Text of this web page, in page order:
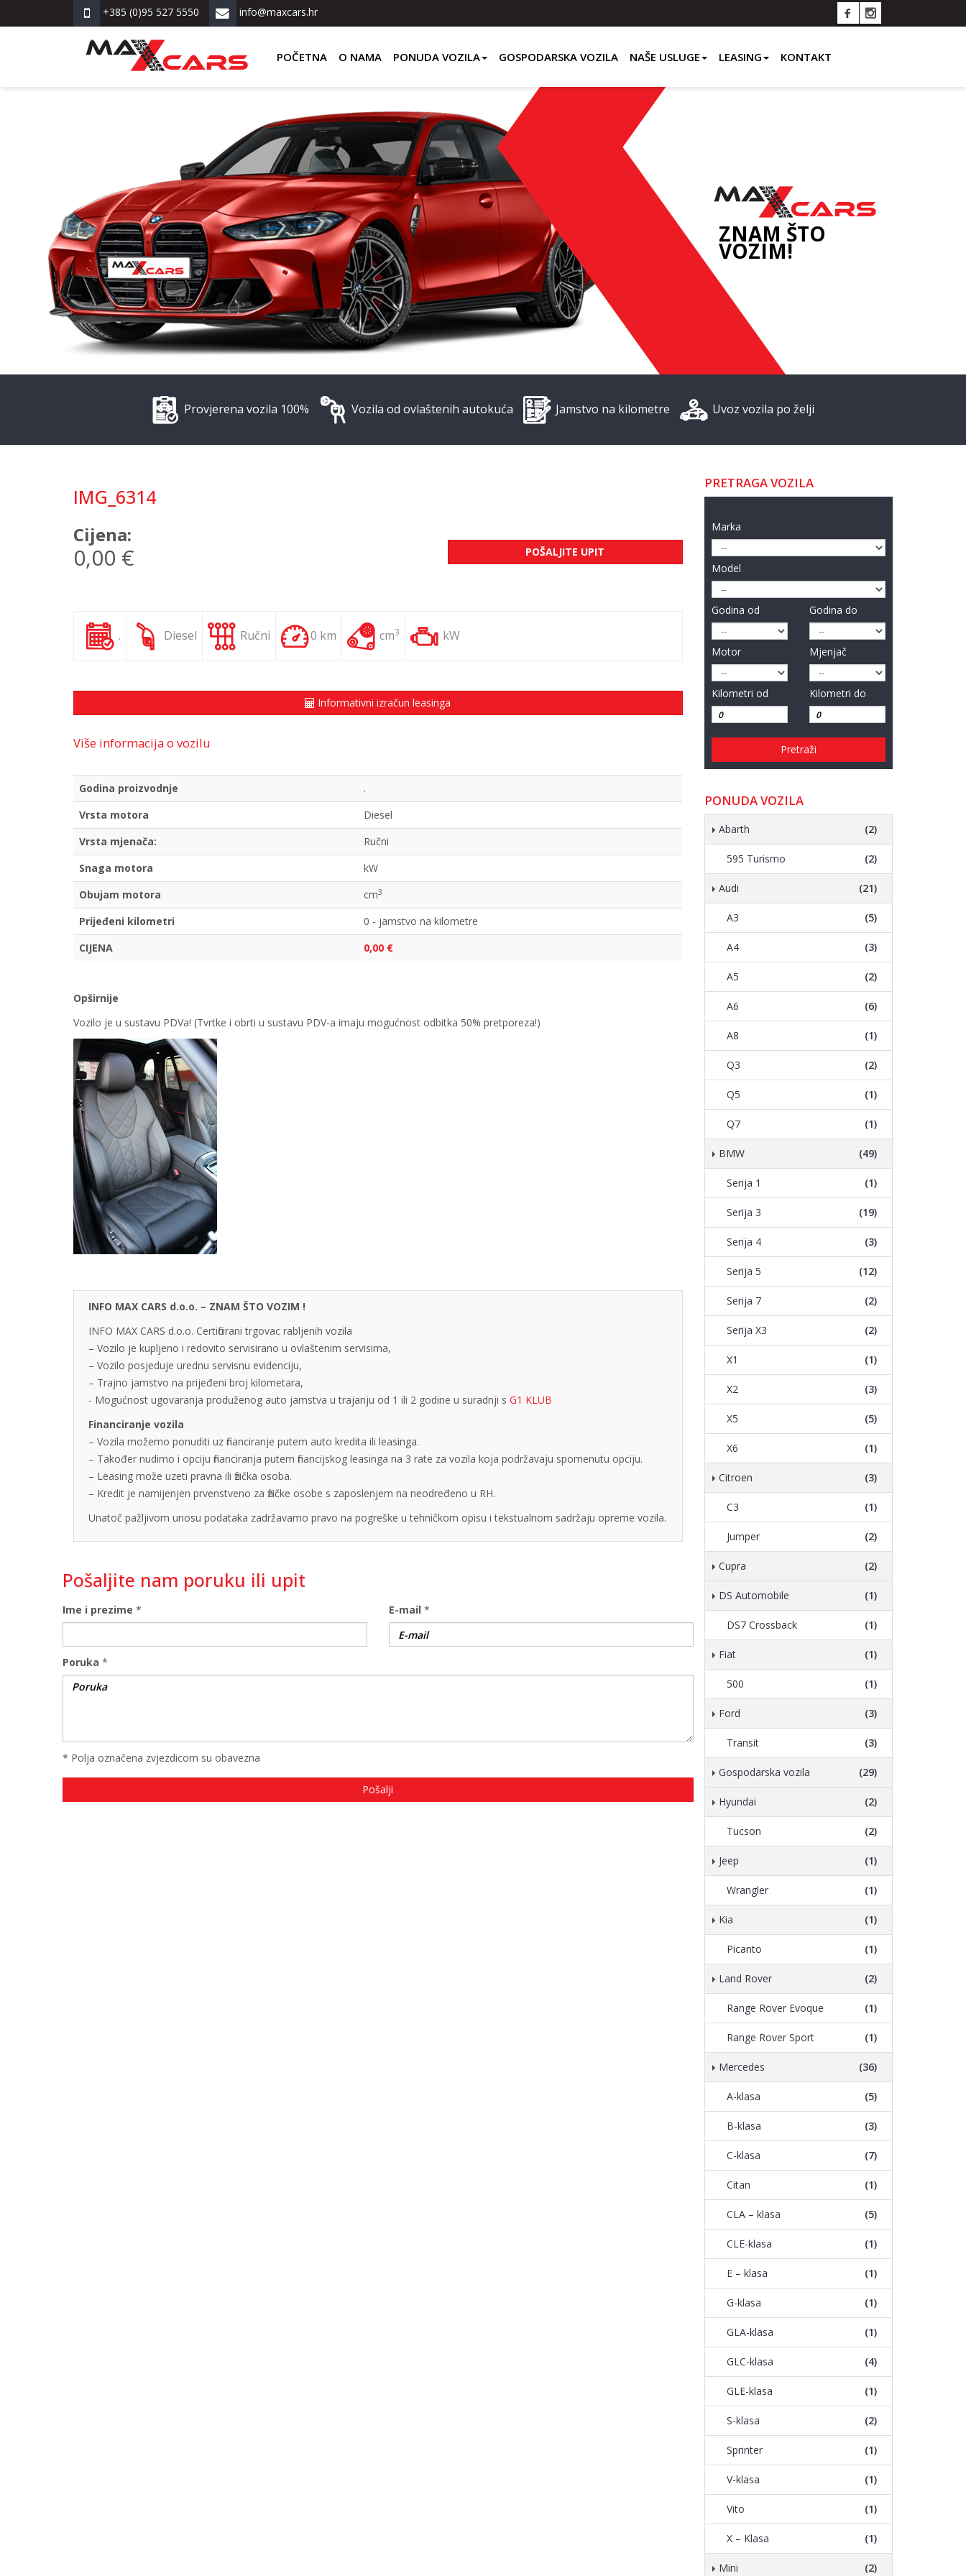
+385 (0)95 527 5550 info@maxcars.hr
POČETNA O NAMA PONUDA VOZILA GOSPODARSKA VOZILA NAŠE USLUGE LEASING KONTAKT
ZNAM ŠTO
VOZIM!
Provjerena vozila 100% Vozila od ovlaštenih autokuća Jamstvo na kilometre Uvoz vozila po želji
IMG_6314
Cijena:
0,00 € POŠALJITE UPIT
. Diesel Ručni 0 km cm3 kW
Informativni izračun leasinga
Više informacija o vozilu
Godina proizvodnje
.
Vrsta motora
Diesel
Vrsta mjenača:
Ručni
Snaga motora
kW
Obujam motora
cm3
Prijeđeni kilometri
0 - jamstvo na kilometre
CIJENA
0,00 €
Opširnije
Vozilo je u sustavu PDVa! (Tvrtke i obrti u sustavu PDV-a imaju mogućnost odbitka 50% pretporeza!)
INFO MAX CARS d.o.o. – ZNAM ŠTO VOZIM !
INFO MAX CARS d.o.o. Certificirani trgovac rabljenih vozila
– Vozilo je kupljeno i redovito servisirano u ovlaštenim servisima,
– Vozilo posjeduje urednu servisnu evidenciju,
– Trajno jamstvo na prijeđeni broj kilometara,
- Mogućnost ugovaranja produženog auto jamstva u trajanju od 1 ili 2 godine u suradnji s G1 KLUB
Financiranje vozila
– Vozila možemo ponuditi uz financiranje putem auto kredita ili leasinga.
– Također nudimo i opciju financiranja putem financijskog leasinga na 3 rate za vozila koja podržavaju spomenutu opciju.
– Leasing može uzeti pravna ili fizička osoba.
– Kredit je namijenjen prvenstveno za fizičke osobe s zaposlenjem na neodređeno u RH.
Unatoč pažljivom unosu podataka zadržavamo pravo na pogreške u tehničkom opisu i tekstualnom sadržaju opreme vozila.
Pošaljite nam poruku ili upit
Ime i prezime * E-mail *
Poruka *
* Polja označena zvjezdicom su obavezna
PRETRAGA VOZILA
Marka
Model
Godina od Godina do
Motor Mjenjač
Kilometri od Kilometri do
Pretraži
PONUDA VOZILA
Abarth (2)
595 Turismo (2)
Audi (21)
A3 (5)
A4 (3)
A5 (2)
A6 (6)
A8 (1)
Q3 (2)
Q5 (1)
Q7 (1)
BMW (49)
Serija 1 (1)
Serija 3 (19)
Serija 4 (3)
Serija 5 (12)
Serija 7 (2)
Serija X3 (2)
X1 (1)
X2 (3)
X5 (5)
X6 (1)
Citroen (3)
C3 (1)
Jumper (2)
Cupra (2)
DS Automobile (1)
DS7 Crossback (1)
Fiat (1)
500 (1)
Ford (3)
Transit (3)
Gospodarska vozila (29)
Hyundai (2)
Tucson (2)
Jeep (1)
Wrangler (1)
Kia (1)
Picanto (1)
Land Rover (2)
Range Rover Evoque (1)
Range Rover Sport (1)
Mercedes (36)
A-klasa (5)
B-klasa (3)
C-klasa (7)
Citan (1)
CLA – klasa (5)
CLE-klasa (1)
E – klasa (1)
G-klasa (1)
GLA-klasa (1)
GLC-klasa (4)
GLE-klasa (1)
S-klasa (2)
Sprinter (1)
V-klasa (1)
Vito (1)
X – Klasa (1)
Mini (2)